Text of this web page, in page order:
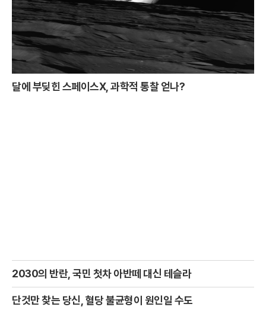
달에 부딪힌 스페이스X, 과학적 통찰 얻나?
2030의 반란, 국민 첫차 아반떼 대신 테슬라
단것만 찾는 당신, 혈당 불균형이 원인일 수도